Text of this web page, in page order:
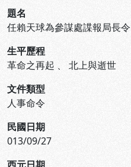
題名
任賴天球為參謀處諜報局長令
生平歷程
革命之再起 、 北上與逝世
文件類型
人事命令
民國日期
013/09/27